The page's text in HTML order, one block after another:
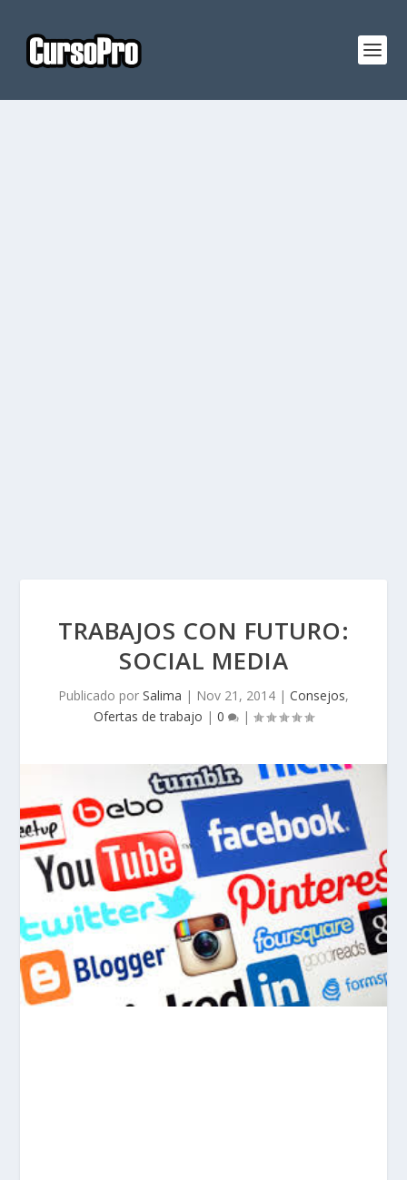
TRABAJOS CON FUTURO:
SOCIAL MEDIA
Publicado por Salima | Nov 21, 2014 | Consejos,
Ofertas de trabajo | 0 |